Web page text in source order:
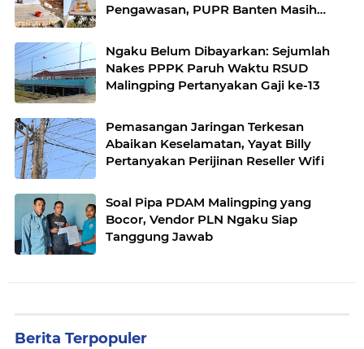
Pengawasan, PUPR Banten Masih
Ngaku Belum Dibayarkan: Sejumlah
Nakes PPPK Paruh Waktu RSUD
Malingping Pertanyakan Gaji ke-13
Pemasangan Jaringan Terkesan
Abaikan Keselamatan, Yayat Billy
Pertanyakan Perijinan Reseller Wifi
Soal Pipa PDAM Malingping yang
Bocor, Vendor PLN Ngaku Siap
Tanggung Jawab
Berita Terpopuler